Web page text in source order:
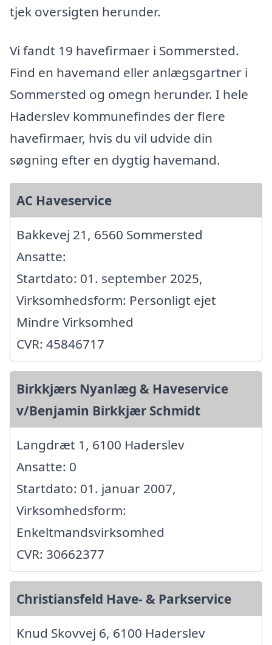
tjek oversigten herunder.
Vi fandt 19 havefirmaer i Sommersted.
Find en havemand eller anlægsgartner i
Sommersted og omegn herunder. I hele
Haderslev kommunefindes der flere
havefirmaer, hvis du vil udvide din
søgning efter en dygtig havemand.
AC Haveservice
Bakkevej 21, 6560 Sommersted
Ansatte:
Startdato: 01. september 2025,
Virksomhedsform: Personligt ejet
Mindre Virksomhed
CVR: 45846717
Birkkjærs Nyanlæg & Haveservice
v/Benjamin Birkkjær Schmidt
Langdræt 1, 6100 Haderslev
Ansatte: 0
Startdato: 01. januar 2007,
Virksomhedsform:
Enkeltmandsvirksomhed
CVR: 30662377
Christiansfeld Have- & Parkservice
Knud Skovvej 6, 6100 Haderslev